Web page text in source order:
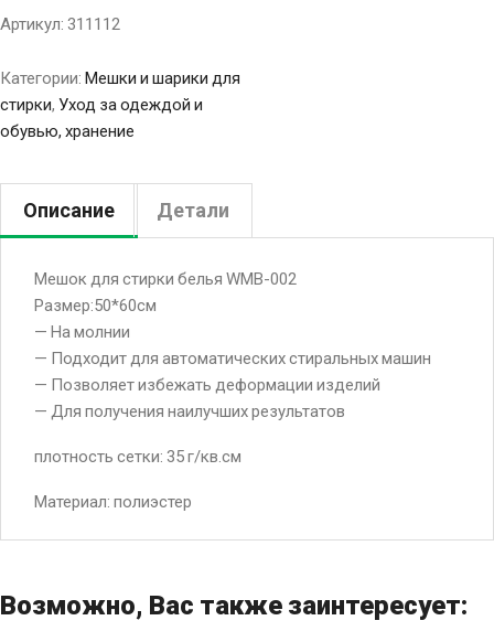
Артикул: 311112
Категории: Мешки и шарики для
стирки, Уход за одеждой и
обувью, хранение
Описание Детали
Мешок для стирки белья WMB-002
Размер:50*60см
— На молнии
— Подходит для автоматических стиральных машин
— Позволяет избежать деформации изделий
— Для получения наилучших результатов
плотность сетки: 35 г/кв.см
Материал: полиэстер
Возможно, Вас также заинтересует: